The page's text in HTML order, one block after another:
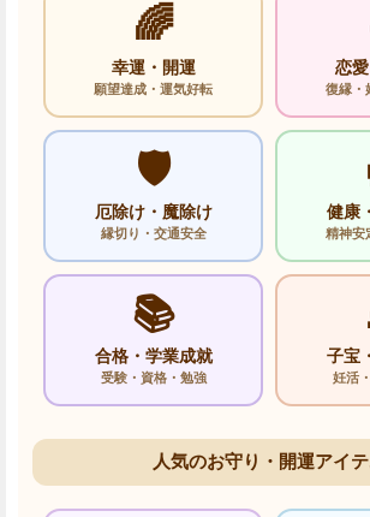
🌈
幸運・開運
願望達成・運気好転
恋
復縁・
🛡️
厄除け・魔除け
縁切り・交通安全
健康
精神安
📚
合格・学業成就
受験・資格・勉強
子宝
妊活
人気のお守り・開運アイ